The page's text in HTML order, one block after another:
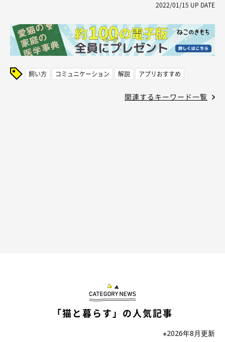
2022/01/15 UP DATE
飼い方 コミュニケーション 解説 アプリおすすめ
関連するキーワード一覧
「猫と暮らす」の人気記事
※2026年8月更新